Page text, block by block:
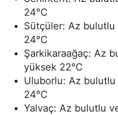
24°C
Sütçüler: Az bulutlu
24°C
Şarkikaraağaç: Az
yüksek 22°C
Uluborlu: Az bulutlu
24°C
Yalvaç: Az bulutlu